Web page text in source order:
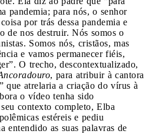
pandemia; para nós, o senhor
por trás dessa pandemia e
de nos destruir. Nós somos o
Somos nós, cristãos, mas
e vamos permanecer fiéis,
O trecho, descontextualizado,
, para atribuir à cantora
que atrelaria a criação do vírus à
o vídeo tenha sido
contexto completo, Elba
estéreis e pediu
entendido as suas palavras de